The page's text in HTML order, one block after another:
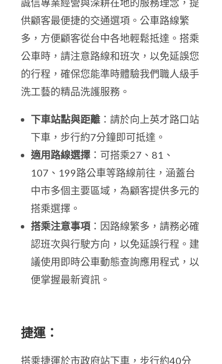
誠信專業經營與深耕在地的服務理念，提
供顧客最便捷的交通選項。公車路線繁
多，方便顧客從台中各地輕鬆抵達。搭乘
公車時，請注意路線和班次，以免延誤您
的行程，確保您能準時體驗我們職人級手
洗工藝的精品洗護服務。
下車站點與距離 ：請於向上英才路口站
下車，步行約7分鐘即可抵達。
適用路線選擇 ：可搭乘27、81、
107、199路公車等路線前往，涵蓋台
中市多個主要區域，為顧客提供多元的
搭乘選擇。
搭乘注意事項 ：因路線繁多，請務必確
認班次與行駛方向，以免延誤行程。建
議使用即時公車動態查詢應用程式，以
便掌握最新資訊。
捷運：
搭乘捷運於市政府站下車，步行約40分